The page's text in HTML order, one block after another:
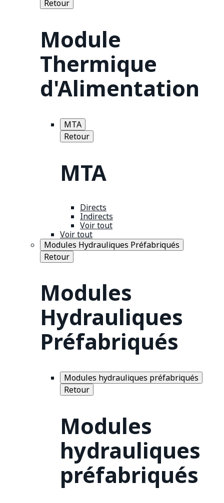
Retour
Module
Thermique
d'Alimentation
MTA
Retour
MTA
Directs
Indirects
Voir tout
Voir tout
Modules Hydrauliques Préfabriqués
Retour
Modules
Hydrauliques
Préfabriqués
Modules hydrauliques préfabriqués
Retour
Modules
hydrauliques
préfabriqués